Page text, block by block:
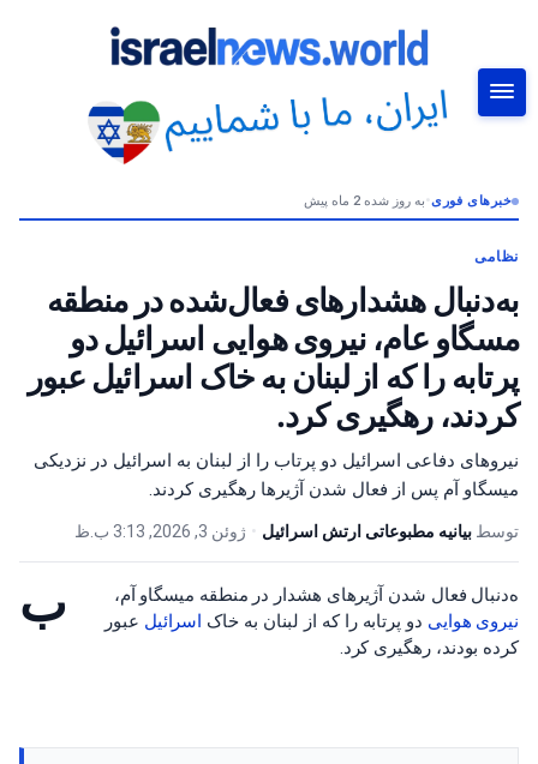
خبرهای فوری•به روز شده 2 ماه پیش
نظامی
به‌دنبال هشدارهای فعال‌شده در منطقه
مسگاو عام، نیروی هوایی اسرائیل دو
پرتابه را که از لبنان به خاک اسرائیل عبور
کردند، رهگیری کرد.
نیروهای دفاعی اسرائیل دو پرتاب را از لبنان به اسرائیل در نزدیکی
میسگاو آم پس از فعال شدن آژیرها رهگیری کردند.
توسط بیانیه مطبوعاتی ارتش اسرائیل • ژوئن 3, 2026, 3:13 ب.ظ
ب
ه‌دنبال فعال شدن آژیرهای هشدار در منطقه میسگاو آم،
نیروی هوایی دو پرتابه را که از لبنان به خاک اسرائیل عبور
کرده بودند، رهگیری کرد.